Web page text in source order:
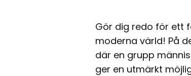
Gör dig redo för ett
moderna värld! På
där en grupp
ger en utmärkt